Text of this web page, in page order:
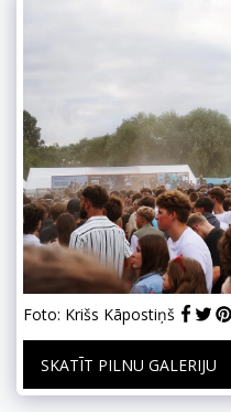
Foto: Krišs Kāpostiņš
SKATĪT PILNU GALERIJU